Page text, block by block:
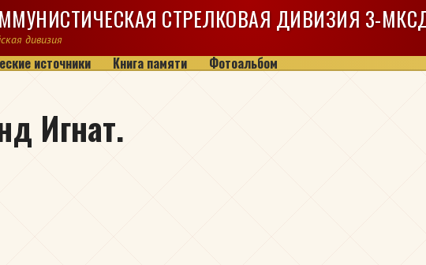
СТРЕЛКОВАЯ ДИВИЗИЯ 3-
дивизия
источники Книга памяти Фотоальбом
Игнат.